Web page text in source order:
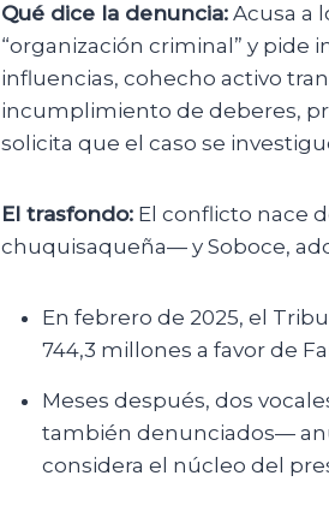
Qué dice la denuncia: Acusa a
“organización criminal” y pide
influencias, cohecho activo
incumplimiento de deberes,
solicita que el caso se
El trasfondo: El conflicto nace
chuquisaqueña— y Soboce,
En febrero de 2025, el
744,3 millones a favor de
Meses después, dos
también denunciados—
considera el núcleo del